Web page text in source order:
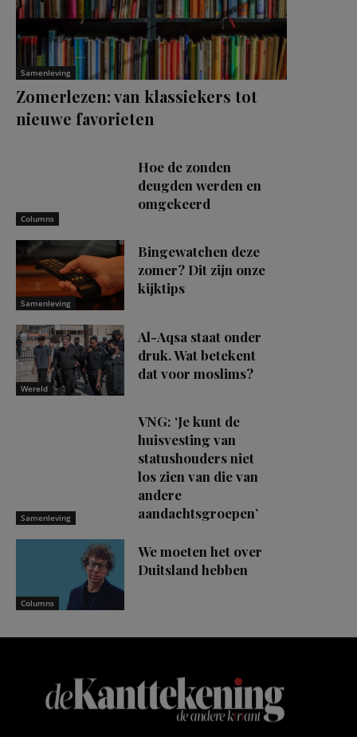
Samenleving
Zomerlezen: van klassiekers tot
nieuwe favorieten
Columns
Hoe de zonden
deugden werden en
omgekeerd
Samenleving
Bingewatchen deze
zomer? Dit zijn onze
kijktips
Wereld
Al-Aqsa staat onder
druk. Wat betekent
dat voor moslims?
Samenleving
VNG: ‘Je kunt de
huisvesting van
statushouders niet
los zien van die van
andere
aandachtsgroepen’
Columns
We moeten het over
Duitsland hebben